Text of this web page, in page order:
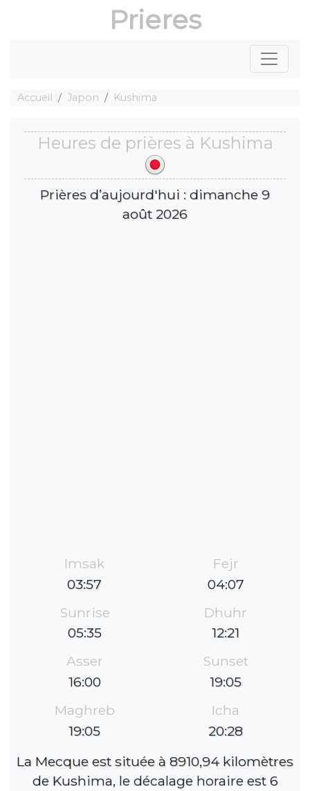
Prieres
Accueil Japon Kushima
Heures de prières à Kushima
Prières d’aujourd'hui : dimanche 9
août 2026
Imsak
03:57
Fejr
04:07
Sunrise
05:35
Dhuhr
12:21
Asser
16:00
Sunset
19:05
Maghreb
19:05
Icha
20:28
La Mecque est située à 8910,94 kilomètres
de Kushima, le décalage horaire est 6